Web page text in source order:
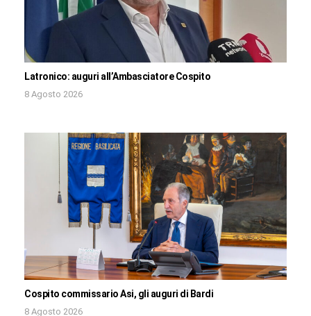
Latronico: auguri all’Ambasciatore Cospito
8 Agosto 2026
Cospito commissario Asi, gli auguri di Bardi
8 Agosto 2026